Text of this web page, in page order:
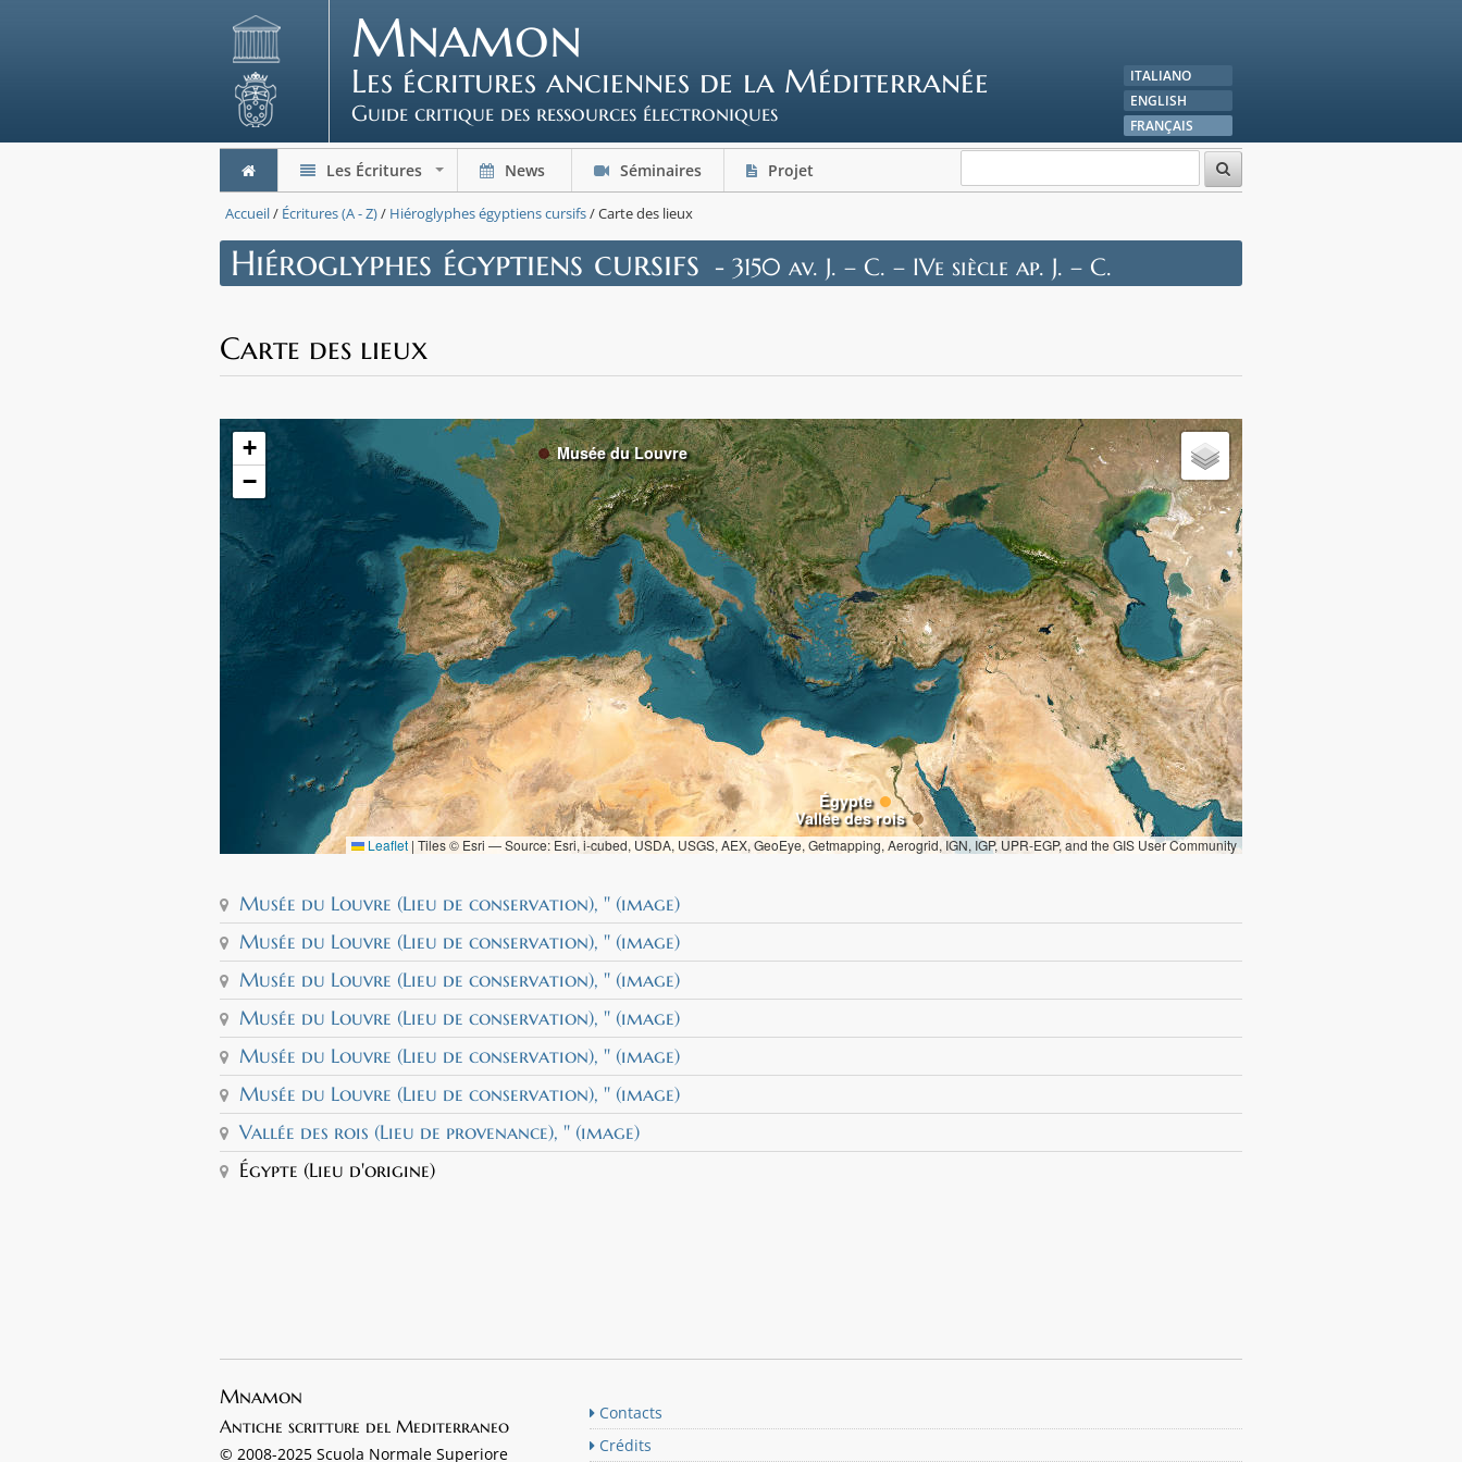
Mnamon
Les écritures anciennes de la Méditerranée
Guide critique des ressources électroniques
ITALIANO
ENGLISH
FRANÇAIS
Les Écritures News Séminaires Projet
Accueil/ Écritures (A - Z)/ Hiéroglyphes égyptiens cursifs/ Carte des lieux
Hiéroglyphes égyptiens cursifs - 3150 av. J. – C. – IVe siècle ap. J. – C.
Carte des lieux
Musée du Louvre
Vallée des rois
Égypte
+
−
Leaflet | Tiles © Esri — Source: Esri, i-cubed, USDA, USGS, AEX, GeoEye, Getmapping, Aerogrid, IGN, IGP, UPR-EGP, and the GIS User Community
Musée du Louvre (Lieu de conservation), '' (image)
Musée du Louvre (Lieu de conservation), '' (image)
Musée du Louvre (Lieu de conservation), '' (image)
Musée du Louvre (Lieu de conservation), '' (image)
Musée du Louvre (Lieu de conservation), '' (image)
Musée du Louvre (Lieu de conservation), '' (image)
Vallée des rois (Lieu de provenance), '' (image)
Égypte (Lieu d'origine)
Mnamon
Antiche scritture del Mediterraneo
© 2008-2025 Scuola Normale Superiore
Contacts
Crédits